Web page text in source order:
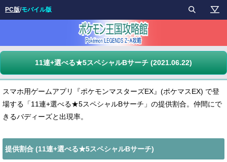
11連+選べる★5スペシャルBサーチ (2021.06.22)
スマホ用ゲームアプリ『ポケモンマスターズEX』(ポケマスEX) で登
場する「11連+選べる★5スペシャルBサーチ」の提供割合。仲間にで
きるバディーズと出現率。
提供割合 (11連+選べる★5スペシャルBサーチ)
PC版/モバイル版